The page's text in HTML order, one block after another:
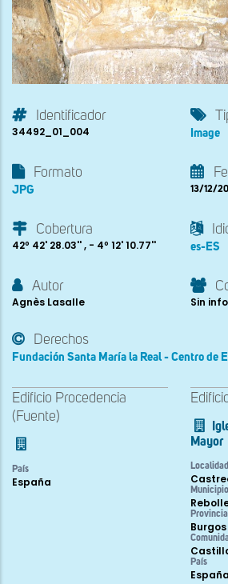
Identificador
34492_01_004 Image
Formato
JPG 13/12/
Cobertura
42º 42' 28.03'' , - 4º 12' 10.77'' es-ES
Autor
Agnès Lasalle Sin
Derechos
Fundación Santa María la Real - Centro de
Edificio Procedencia
(Fuente)
País
España
Mayor
Localidad
Municipio
Provincia
Burgos
País
España